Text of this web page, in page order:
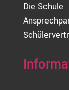
Die Schule